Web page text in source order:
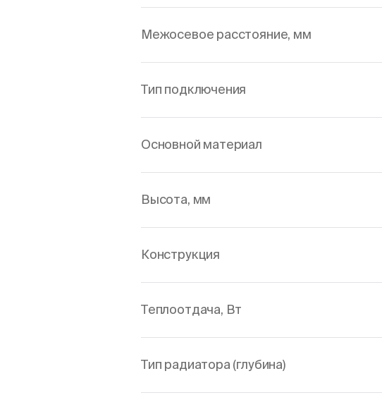
Межосевое расстояние, мм
Тип подключения
Основной материал
Высота, мм
Конструкция
Теплоотдача, Вт
Тип радиатора (глубина)